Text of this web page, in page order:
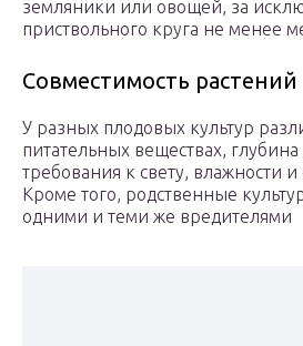
земляники или овощей, за
приствольного круга не менее
Совместимость растений
У разных плодовых культур
питательных веществах,
требования к свету, влажности и
Кроме того, родственные
одними и теми же вредителями